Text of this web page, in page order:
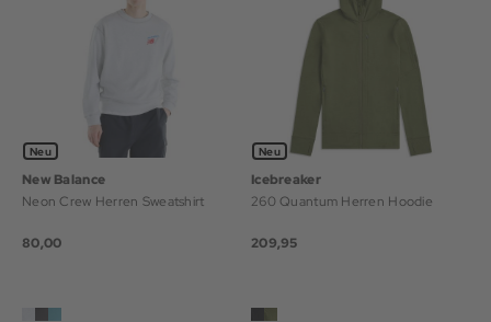
Neu
New Balance
Neon Crew Herren Sweatshirt
80,00
Neu
Icebreaker
260 Quantum Herren Hoodie
209,95